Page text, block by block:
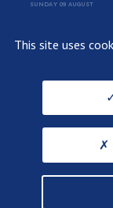
SUNDAY 09 AUGUST
This site uses